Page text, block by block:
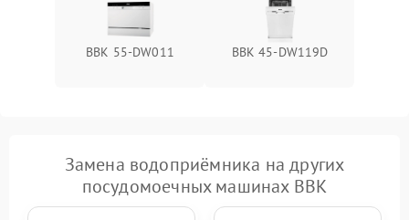
BBK 55-DW011 BBK 45-DW119D
Замена водоприёмника на других
посудомоечных машинах BBK